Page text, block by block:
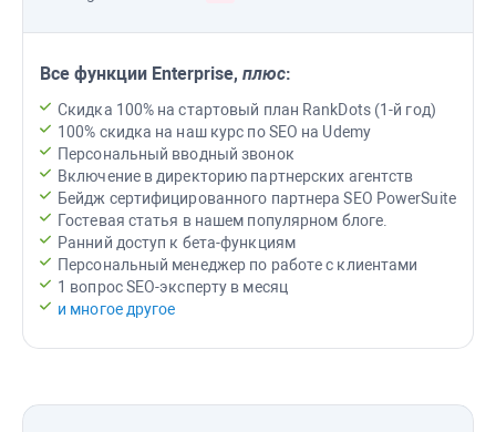
Все функции Enterprise, плюс:
Скидка 100% на стартовый план RankDots (1-й год)
100% скидка на наш курс по SEO на Udemy
Персональный вводный звонок
Включение в директорию партнерских агентств
Бейдж сертифицированного партнераSEO PowerSuite
Гостевая статья в нашем популярном блоге.
Ранний доступ к бета-функциям
Персональный менеджер по работе с клиентами
1 вопрос SEO-эксперту в месяц
и многое другое